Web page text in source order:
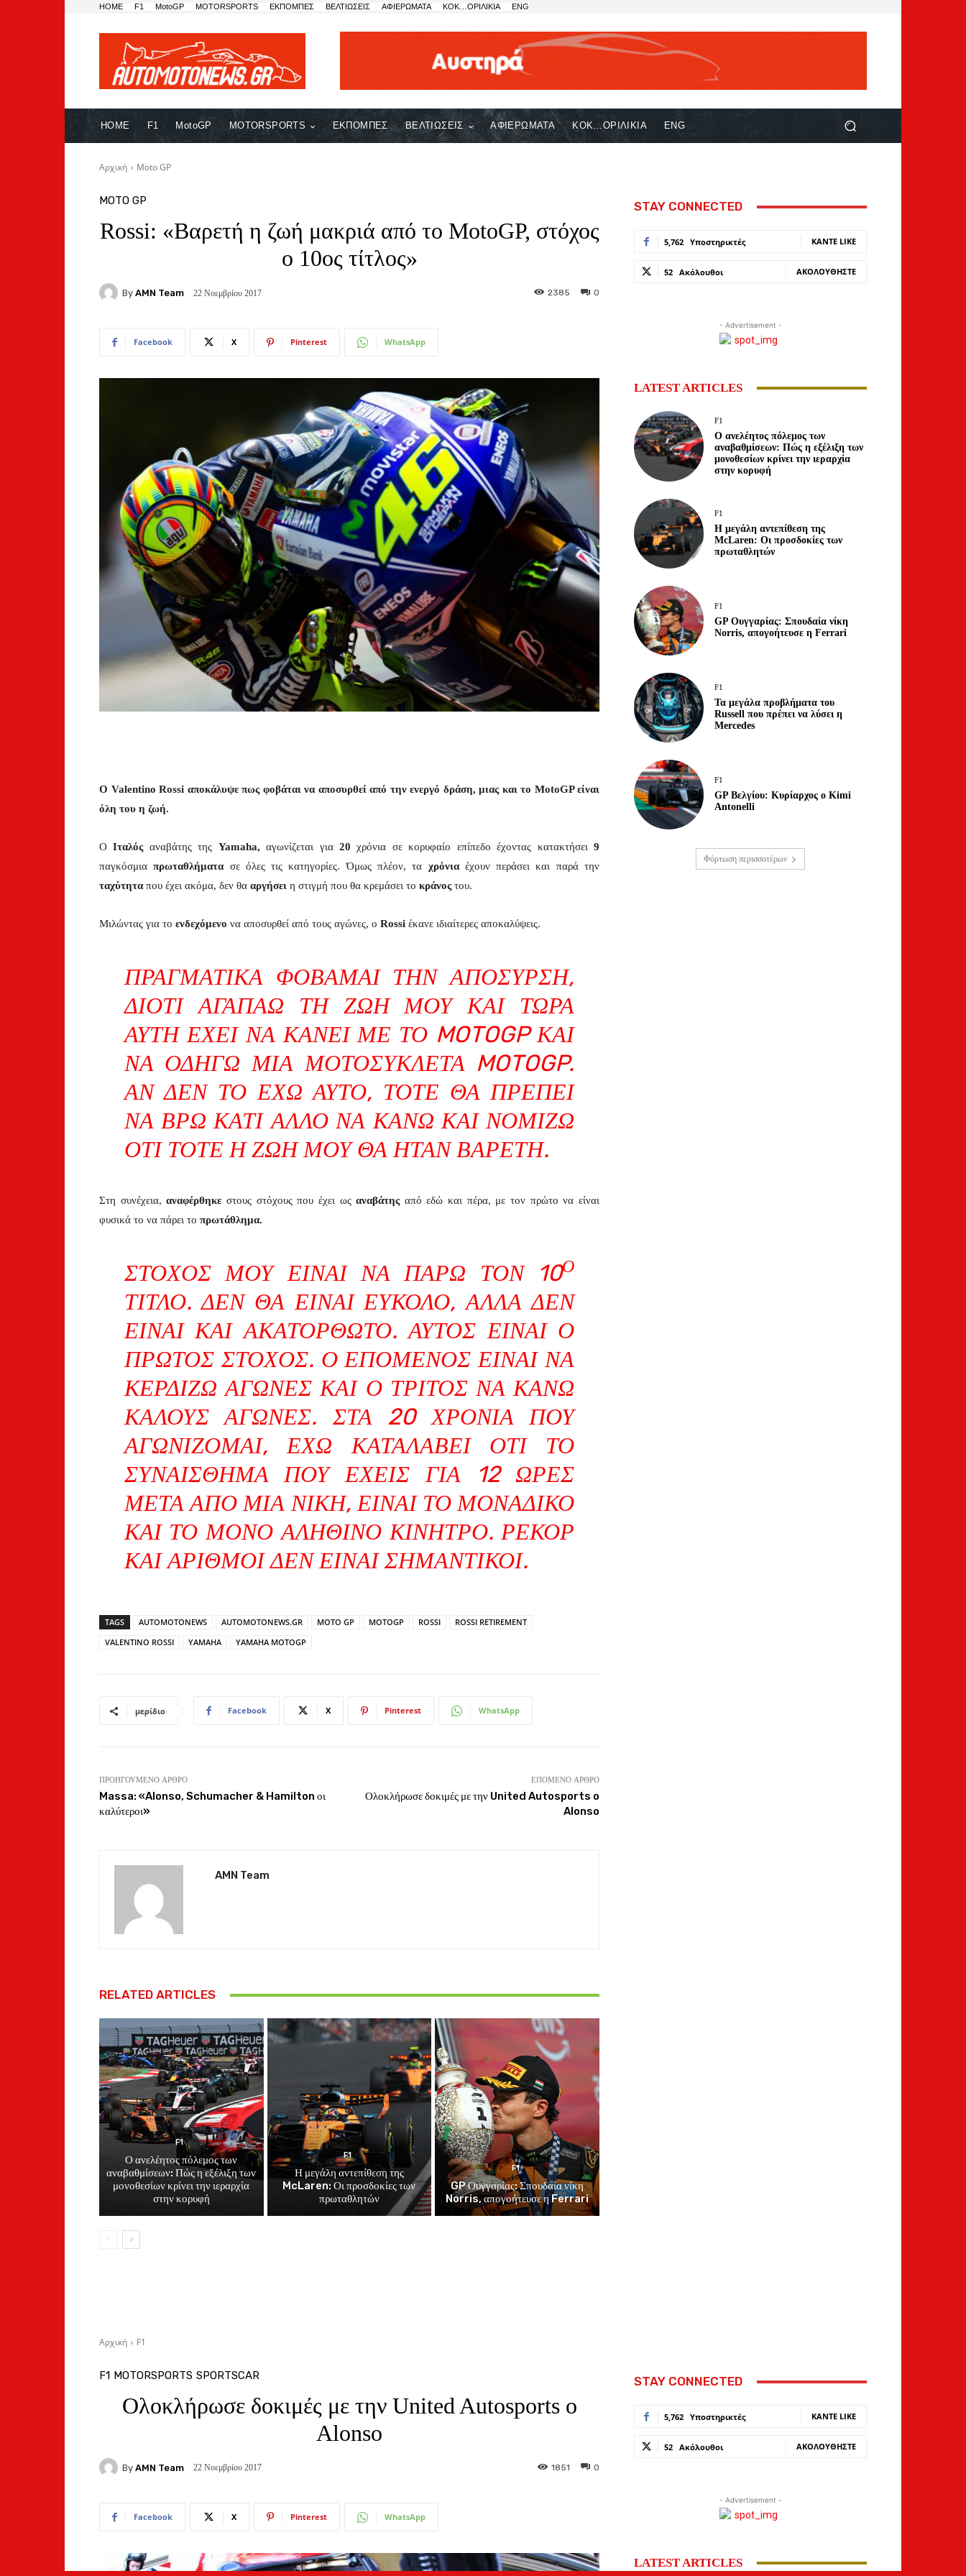
HOME F1 MotoGP MOTORSPORTS ΕΚΠΟΜΠΕΣ ΒΕΛΤΙΩΣΕΙΣ ΑΦΙΕΡΩΜΑΤΑ ΚΟΚ…ΟΡΙΛΙΚΙΑ ENG
HOME F1 MotoGP MOTORSPORTS ΕΚΠΟΜΠΕΣ ΒΕΛΤΙΩΣΕΙΣ ΑΦΙΕΡΩΜΑΤΑ ΚΟΚ…ΟΡΙΛΙΚΙΑ ENG
Αρχική Moto GP
MOTO GP
Rossi: «Βαρετή η ζωή μακριά από το MotoGP, στόχος
ο 10ος τίτλος»
By AMN Team 22 Νοεμβρίου 2017 0
2385
Facebook X Pinterest WhatsApp
Ο Valentino Rossi αποκάλυψε πως φοβάται να αποσυρθεί από την ενεργό δράση, μιας και το MotoGP είναι
όλη του η ζωή.
ΟΙταλόςαναβάτης της Yamaha,αγωνίζεται για20 χρόνια σε κορυφαίο επίπεδο έχοντας κατακτήσει9
παγκόσμιαπρωταθλήματασε όλες τις κατηγορίες. Όμως πλέον, τα χρόνιαέχουν περάσει και παρά την
ταχύτηταπου έχει ακόμα, δεν θα αργήσει η στιγμή που θα κρεμάσει το κράνοςτου.
Μιλώντας για το ενδεχόμενο να αποσυρθεί από τους αγώνες, ο Rossi έκανε ιδιαίτερες αποκαλύψεις.
ΠΡΑΓΜΑΤΙΚΆ ΦΟΒΆΜΑΙ ΤΗΝ ΑΠΌΣΥΡΣΗ,
ΔΙΌΤΙ ΑΓΑΠΆΩ ΤΗ ΖΩΉ ΜΟΥ ΚΑΙ ΤΏΡΑ
ΑΥΤΉ ΈΧΕΙ ΝΑ ΚΆΝΕΙ ΜΕ ΤΟ MOTOGP ΚΑΙ
ΝΑ ΟΔΗΓΏ ΜΙΑ ΜΟΤΟΣΥΚΛΈΤΑ MOTOGP.
ΑΝ ΔΕΝ ΤΟ ΈΧΩ ΑΥΤΌ, ΤΌΤΕ ΘΑ ΠΡΈΠΕΙ
ΝΑ ΒΡΩ ΚΆΤΙ ΆΛΛΟ ΝΑ ΚΆΝΩ ΚΑΙ ΝΟΜΊΖΩ
ΌΤΙ ΤΌΤΕ Η ΖΩΉ ΜΟΥ ΘΑ ΉΤΑΝ ΒΑΡΕΤΉ.
Στη συνέχεια,αναφέρθηκε στους στόχους που έχει ωςαναβάτηςαπό εδώ και πέρα, με τον πρώτο να είναι
φυσικά το να πάρει το πρωτάθλημα.
ΣΤΌΧΟΣ ΜΟΥ ΕΊΝΑΙ ΝΑ ΠΆΡΩ ΤΟΝ 10Ο
ΤΊΤΛΟ. ΔΕΝ ΘΑ ΕΊΝΑΙ ΕΎΚΟΛΟ, ΑΛΛΆ ΔΕΝ
ΕΊΝΑΙ ΚΑΙ ΑΚΑΤΌΡΘΩΤΟ. ΑΥΤΌΣ ΕΊΝΑΙ Ο
ΠΡΏΤΟΣ ΣΤΌΧΟΣ. Ο ΕΠΌΜΕΝΟΣ ΕΊΝΑΙ ΝΑ
ΚΕΡΔΊΖΩ ΑΓΏΝΕΣ ΚΑΙ Ο ΤΡΊΤΟΣ ΝΑ ΚΆΝΩ
ΚΑΛΟΎΣ ΑΓΏΝΕΣ. ΣΤΑ 20 ΧΡΌΝΙΑ ΠΟΥ
ΑΓΩΝΊΖΟΜΑΙ, ΈΧΩ ΚΑΤΑΛΆΒΕΙ ΌΤΙ ΤΟ
ΣΥΝΑΊΣΘΗΜΑ ΠΟΥ ΈΧΕΙΣ ΓΙΑ 12 ΏΡΕΣ
ΜΕΤΆ ΑΠΌ ΜΙΑ ΝΊΚΗ, ΕΊΝΑΙ ΤΟ ΜΟΝΑΔΙΚΌ
ΚΑΙ ΤΟ ΜΌΝΟ ΑΛΗΘΙΝΌ ΚΊΝΗΤΡΟ. ΡΕΚΌΡ
ΚΑΙ ΑΡΙΘΜΟΊ ΔΕΝ ΕΊΝΑΙ ΣΗΜΑΝΤΙΚΟΊ.
TAGS AUTOMOTONEWS AUTOMOTONEWS.GR MOTO GP MOTOGP ROSSI
ROSSI RETIREMENT
VALENTINO ROSSI
YAMAHA YAMAHA MOTOGP
μερίδιο Facebook X Pinterest WhatsApp
ΠΡΟΗΓΟΎΜΕΝΟ ΆΡΘΡΟ
Massa: «Alonso, Schumacher & Hamilton οι
καλύτεροι»
ΕΠΌΜΕΝΟ ΆΡΘΡΟ
Ολοκλήρωσε δοκιμές με την United Autosports o
Alonso
AMN Team
RELATED ARTICLES
F1
Ο ανελέητος πόλεμος των
αναβαθμίσεων: Πώς η εξέλιξη των
μονοθεσίων κρίνει την ιεραρχία
στην κορυφή
F1
Η μεγάλη αντεπίθεση της
McLaren: Οι προσδοκίες των
πρωταθλητών
F1
GP Ουγγαρίας: Σπουδαία νίκη
Norris, απογοήτευσε η Ferrari
STAY CONNECTED
5,762 Υποστηρικτές ΚΆΝΤΕ LIKE
52 Ακόλουθοι ΑΚΟΛΟΥΘΉΣΤΕ
- Advertisement -
LATEST ARTICLES
F1
Ο ανελέητος πόλεμος των
αναβαθμίσεων: Πώς η εξέλιξη των
μονοθεσίων κρίνει την ιεραρχία
στην κορυφή
F1
Η μεγάλη αντεπίθεση της
McLaren: Οι προσδοκίες των
πρωταθλητών
F1
GP Ουγγαρίας: Σπουδαία νίκη
Norris, απογοήτευσε η Ferrari
F1
Τα μεγάλα προβλήματα του
Russell που πρέπει να λύσει η
Mercedes
F1
GP Βελγίου: Κυρίαρχος ο Kimi
Antonelli
Φόρτωση περισσοτέρων